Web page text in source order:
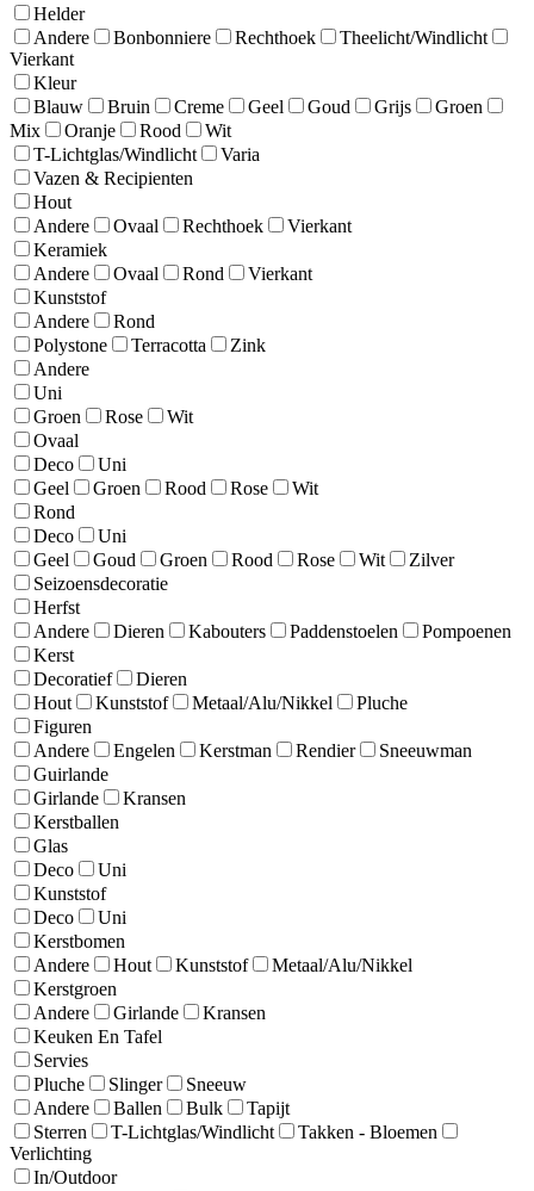
Helder
Andere
Bonbonniere Rechthoek
Theelicht/Windlicht
Vierkant
Kleur
Blauw
Bruin Creme Geel Goud Grijs
Groen
Mix
Oranje Rood
Wit
T-Lichtglas/Windlicht
Varia
Vazen & Recipienten
Hout
Andere
Ovaal Rechthoek
Vierkant
Keramiek
Andere
Ovaal Rond
Vierkant
Kunststof
Andere
Rond
Polystone
Terracotta
Zink
Andere
Uni
Groen
Rose
Wit
Ovaal
Deco
Uni
Geel
Groen Rood Rose
Wit
Rond
Deco
Uni
Geel
Goud Groen Rood Rose Wit
Zilver
Seizoensdecoratie
Herfst
Andere
Dieren Kabouters Paddenstoelen
Pompoenen
Kerst
Decoratief
Dieren
Hout
Kunststof Metaal/Alu/Nikkel
Pluche
Figuren
Andere
Engelen Kerstman Rendier
Sneeuwman
Guirlande
Girlande
Kransen
Kerstballen
Glas
Deco
Uni
Kunststof
Deco
Uni
Kerstbomen
Andere
Hout Kunststof
Metaal/Alu/Nikkel
Kerstgroen
Andere
Girlande
Kransen
Keuken En Tafel
Servies
Pluche
Slinger
Sneeuw
Andere
Ballen Bulk
Tapijt
Sterren
T-Lichtglas/Windlicht
Takken - Bloemen
Verlichting
In/Outdoor